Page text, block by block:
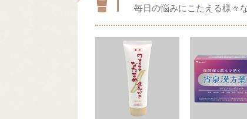
毎日の悩みにこたえる様々